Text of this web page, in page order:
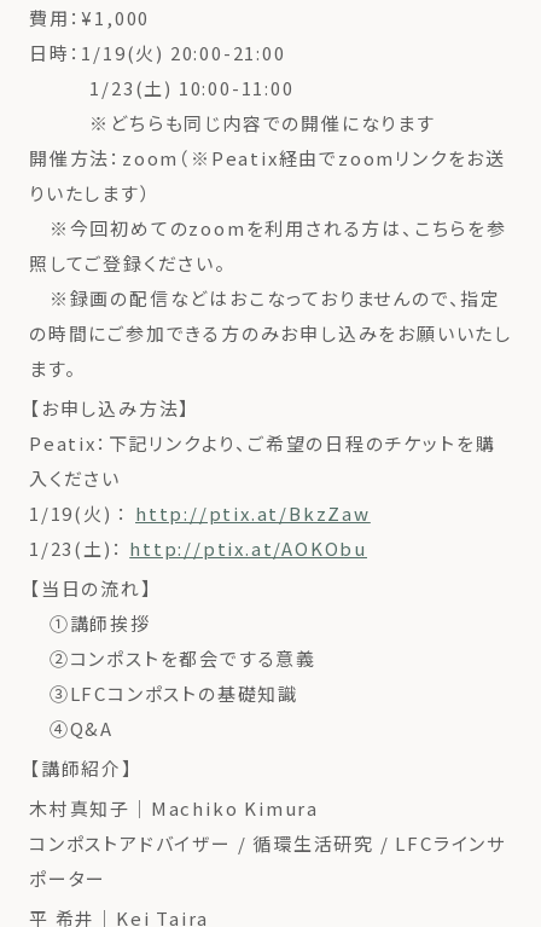
費用：¥1,000
日時：1/19(火) 20:00-21:00
1/23(土) 10:00-11:00
※どちらも同じ内容での開催になります
開催方法：zoom（※Peatix経由でzoomリンクをお送
りいたします）
※今回初めてのzoomを利用される方は、こちらを参
照してご登録ください。
※録画の配信などはおこなっておりませんので、指定
の時間にご参加できる方のみお申し込みをお願いいたし
ます。
【お申し込み方法】
Peatix：下記リンクより、ご希望の日程のチケットを購
入ください
1/19(火) ： http://ptix.at/BkzZaw
1/23(土)： http://ptix.at/AOKObu
【当日の流れ】
①講師挨拶
②コンポストを都会でする意義
③LFCコンポストの基礎知識
④Q&A
【講師紹介】
木村真知子｜Machiko Kimura
コンポストアドバイザー / 循環生活研究 / LFCラインサ
ポーター
平 希井｜Kei Taira